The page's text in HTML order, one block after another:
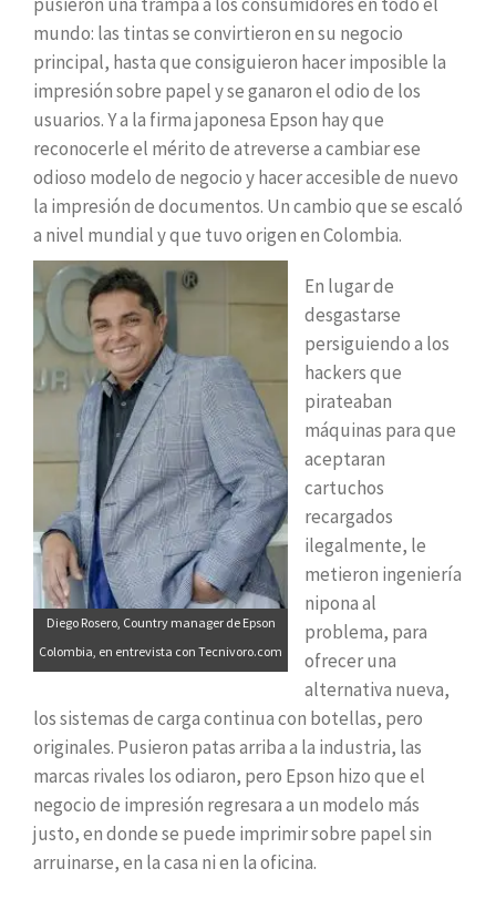
mundo: las tintas se convirtieron en su negocio
principal, hasta que consiguieron hacer imposible la
impresión sobre papel y se ganaron el odio de los
usuarios. Y a la firma japonesa Epson hay que
reconocerle el mérito de atreverse a cambiar ese
odioso modelo de negocio y hacer accesible de nuevo
la impresión de documentos. Un cambio que se escaló
a nivel mundial y que tuvo origen en Colombia.
Diego Rosero, Country manager de Epson
Colombia, en entrevista con Tecnivoro.com
En lugar de
desgastarse
persiguiendo a los
hackers que
pirateaban
máquinas para que
aceptaran
cartuchos
recargados
ilegalmente, le
metieron ingeniería
nipona al
problema, para
ofrecer una
alternativa nueva,
los sistemas de carga continua con botellas, pero
originales. Pusieron patas arriba a la industria, las
marcas rivales los odiaron, pero Epson hizo que el
negocio de impresión regresara a un modelo más
justo, en donde se puede imprimir sobre papel sin
arruinarse, en la casa ni en la oficina.